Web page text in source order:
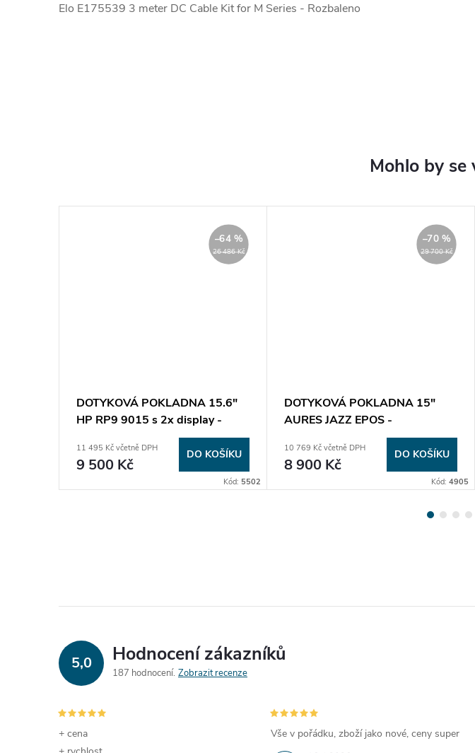
Elo E175539 3 meter DC Cable Kit for M Series - Rozbaleno
26 486 Kč
–64 %
DOTYKOVÁ POKLADNA 15.6"
HP RP9 9015 s 2x display -
11 495 Kč včetně DPH
9 500 Kč
DO KOŠÍKU
Kód: 5502
29 700 Kč
–70 %
DOTYKOVÁ POKLADNA 15"
AURES JAZZ EPOS -
10 769 Kč včetně DPH
8 900 Kč
DO KOŠÍKU
Kód: 4905
5,0 Hodnocení zákazníků
187 hodnocení Zobrazit recenze
+ cena
Vše v pořádku, zboží jako nové, ceny super